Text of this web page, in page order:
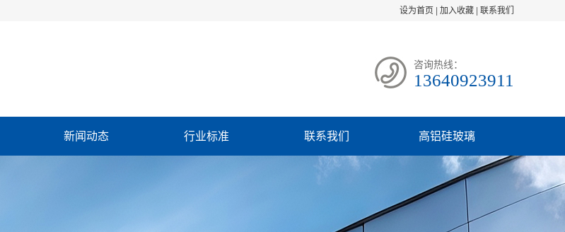
设为首页 加入收藏 联系我们
咨询热线：
13640923911
新闻动态 行业标准 联系我们 高铝硅玻璃